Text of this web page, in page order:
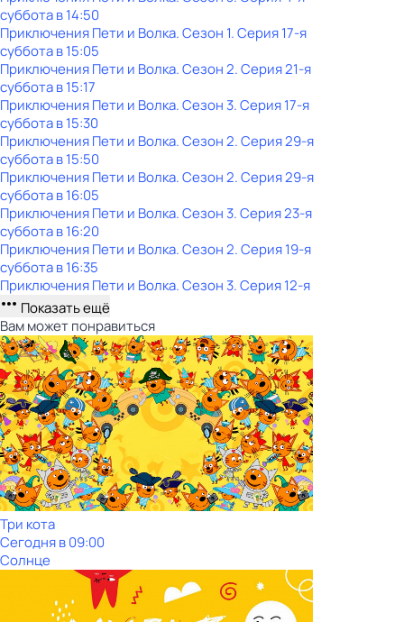
субботав14:50
Приключения Пети и Волка. Сезон 1. Серия 17-я
субботав15:05
Приключения Пети и Волка. Сезон 2. Серия 21-я
субботав15:17
Приключения Пети и Волка. Сезон 3. Серия 17-я
субботав15:30
Приключения Пети и Волка. Сезон 2. Серия 29-я
субботав15:50
Приключения Пети и Волка. Сезон 2. Серия 29-я
субботав16:05
Приключения Пети и Волка. Сезон 3. Серия 23-я
субботав16:20
Приключения Пети и Волка. Сезон 2. Серия 19-я
субботав16:35
Приключения Пети и Волка. Сезон 3. Серия 12-я
Показать ещё
Вам может понравиться
Три кота
Сегодня в 09:00
Солнце